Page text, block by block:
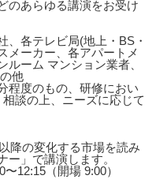
のあらゆる講演をお受け
、各テレビ局(地上・BS・
メーカー、各アパートメ
ルーム マンション業者、
他
程度のもの、研修におい
談の上、ニーズに応じて
降の変化する市場を読み
ー」で講演します。
12:15（開場 9:00）